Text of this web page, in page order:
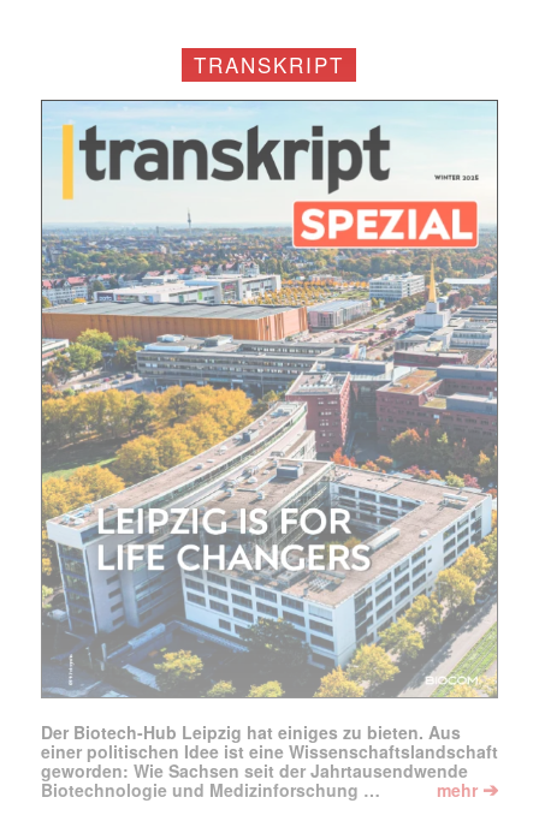
jede Woche aktuell informiert.
E-
Mail
(erforderlich)
TRANSKRIPT
Der Biotech-Hub Leipzig hat einiges zu bieten. Aus
einer politischen Idee ist eine Wissenschaftslandschaft
geworden: Wie Sachsen seit der Jahrtausendwende
Biotechnologie und Medizinforschung …
mehr ➔